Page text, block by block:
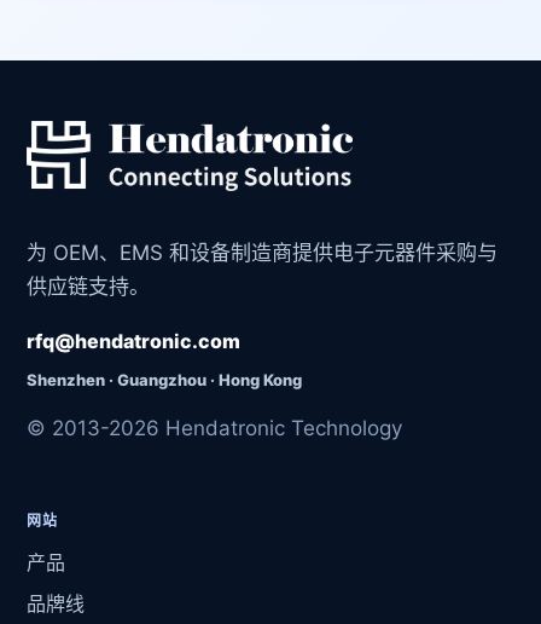
为 OEM、EMS 和设备制造商提供电子元器件采购与
供应链支持。
rfq@hendatronic.com
Shenzhen · Guangzhou · Hong Kong
© 2013-2026 Hendatronic Technology
网站
产品
品牌线